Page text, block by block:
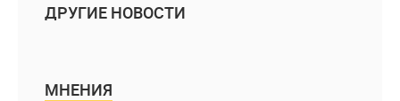
ДРУГИЕ НОВОСТИ
МНЕНИЯ